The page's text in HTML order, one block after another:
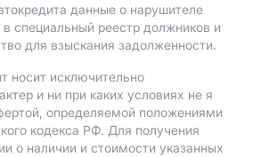
данные о нарушителе
специальный реестр должников и
для взыскания задолженности.
носит исключительно
и ни при каких условиях не я
определяемой положениями
кодекса РФ. Для получения
о наличии и стоимости указанных